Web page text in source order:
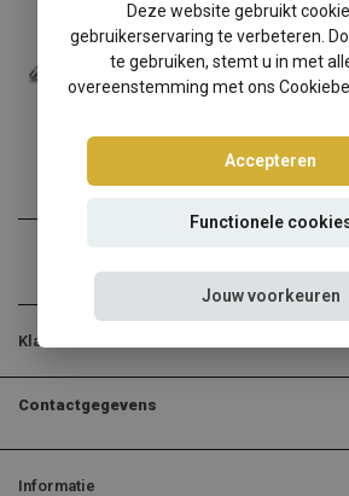
Volkswagen Golf 2
Volkswagen Golf 2 Sedan
€268,95
Klantenservice
Contactgegevens
Informatie
Deze website gebruikt
gebruikerservaring te verbeteren.
te gebruiken, stemt u in met
overeenstemming met ons
Accepteren
Functionele
Jouw voorkeuren